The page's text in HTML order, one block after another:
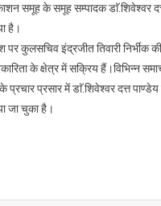
विद्यापीठ
के
विशेष
मानद/
प्रदेश
समूह के समूह सम्पादक डाॅ.शिवेश्वर दत्त
है।
पर कुलसचिव इंद्रजीत तिवारी
के क्षेत्र में सक्रिय हैं।विभिन्न
प्रसार में डाॅ.शिवेश्वर दत्त
जा चुका है।